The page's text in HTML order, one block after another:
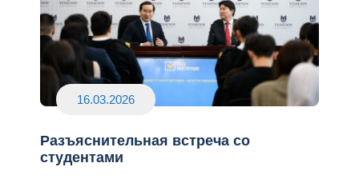
16.03.2026
Разъяснительная встреча со
студентами